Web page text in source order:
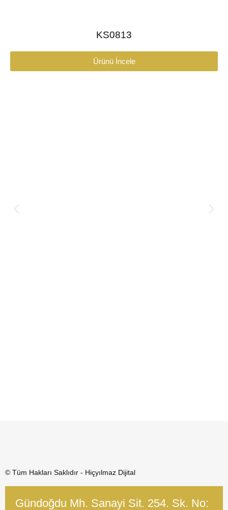
KS0813
Ürünü İncele
© Tüm Hakları Saklıdır - Hiçyılmaz Dijital
Gündoğdu Mh. Sanayi Sit. 254. Sk. No: